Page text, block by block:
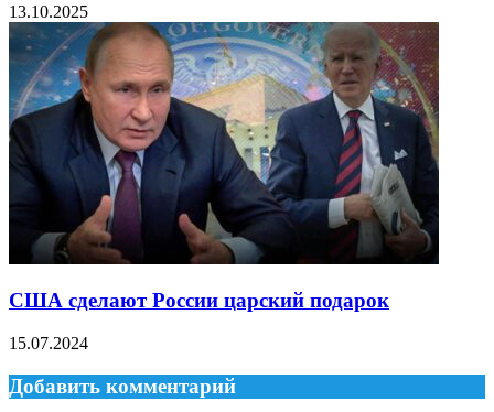
13.10.2025
США сделают России царский подарок
15.07.2024
Добавить комментарий